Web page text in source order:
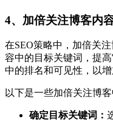
4、加倍关注博客内
在SEO策略中，加倍关
容中的目标关键词，提高
中的排名和可见性，以
以下是一些加倍关注博
确定目标关键词：